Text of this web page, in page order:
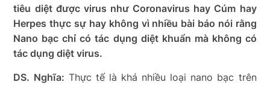
tiêu diệt được virus như Coronavirus hay Cúm hay
Herpes thực sự hay không vì nhiều bài báo nói rằng
Nano bạc chỉ có tác dụng diệt khuẩn mà không có
tác dụng diệt virus.
DS. Nghĩa: Thực tế là khá nhiều loại nano bạc trên